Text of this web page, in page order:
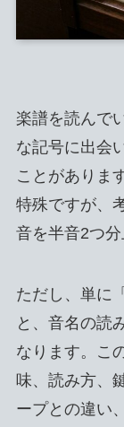
楽譜を読んで
な記号に出会
ことがありま
特殊ですが、
音を半音2つ分
ただし、単に
と、音名の読
なります。こ
味、読み方、
ープとの違い